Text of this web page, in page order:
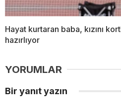
Hayat kurtaran baba, kızını
hazırlıyor
YORUMLAR
Bir yanıt yazın